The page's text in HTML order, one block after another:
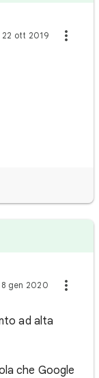
22 ott 2019
8 gen 2020
ad alta
che Google